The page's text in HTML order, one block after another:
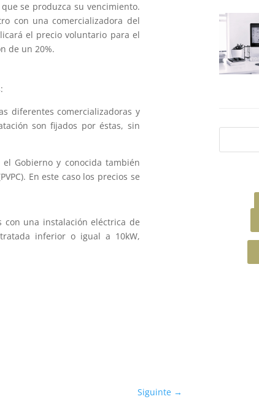
se produzca su vencimiento.
con una comercializadora del
el precio voluntario para el
de un 20%.
diferentes comercializadoras y
son fijados por éstas, sin
el Gobierno y conocida también
En este caso los precios se
con una instalación eléctrica de
inferior o igual a 10kW,
Siguinte →